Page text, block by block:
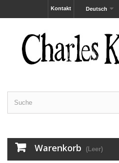
Deutsch
Kontakt
Warenkorb (Leer)